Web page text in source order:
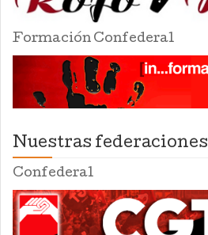
Formación Confederal
Nuestras federaciones
Confederal